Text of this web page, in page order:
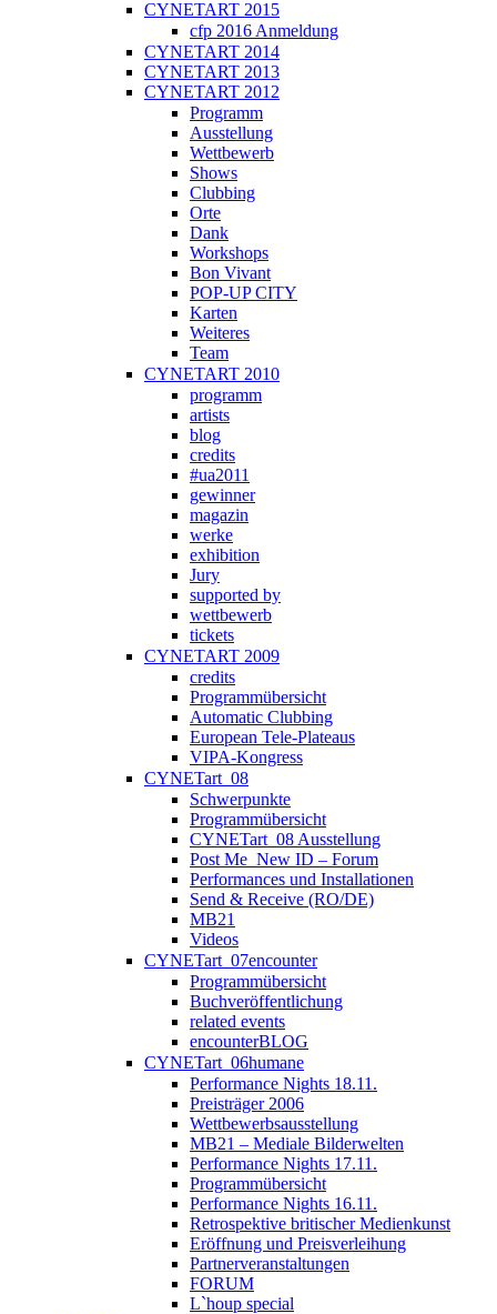
CYNETART 2015
cfp 2016 Anmeldung
CYNETART 2014
CYNETART 2013
CYNETART 2012
Programm
Ausstellung
Wettbewerb
Shows
Clubbing
Orte
Dank
Workshops
Bon Vivant
POP-UP CITY
Karten
Weiteres
Team
CYNETART 2010
programm
artists
blog
credits
#ua2011
gewinner
magazin
werke
exhibition
Jury
supported by
wettbewerb
tickets
CYNETART 2009
credits
Programmübersicht
Automatic Clubbing
European Tele-Plateaus
VIPA-Kongress
CYNETart_08
Schwerpunkte
Programmübersicht
CYNETart_08 Ausstellung
Post Me_New ID – Forum
Performances und Installationen
Send & Receive (RO/DE)
MB21
Videos
CYNETart_07encounter
Programmübersicht
Buchveröffentlichung
related events
encounterBLOG
CYNETart_06humane
Performance Nights 18.11.
Preisträger 2006
Wettbewerbsausstellung
MB21 – Mediale Bilderwelten
Performance Nights 17.11.
Programmübersicht
Performance Nights 16.11.
Retrospektive britischer Medienkunst
Eröffnung und Preisverleihung
Partnerveranstaltungen
FORUM
L`houp special